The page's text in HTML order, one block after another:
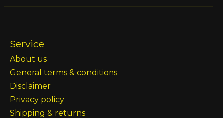
Service
About us
General terms & conditions
Disclaimer
Privacy policy
Shipping & returns